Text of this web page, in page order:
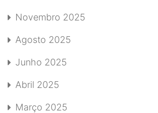
Novembro 2025
Agosto 2025
Junho 2025
Abril 2025
Março 2025